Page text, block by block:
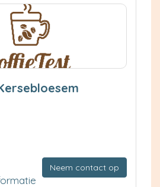
Neem contact op